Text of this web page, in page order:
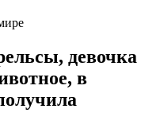
девочка
в